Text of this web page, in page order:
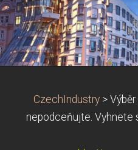
CzechIndustry >
nepodceňujte. Vyhnete